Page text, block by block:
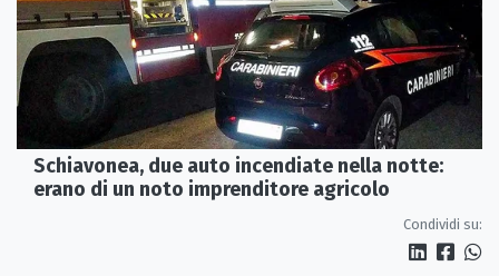
Schiavonea, due auto incendiate nella notte:
erano di un noto imprenditore agricolo
Condividi su: